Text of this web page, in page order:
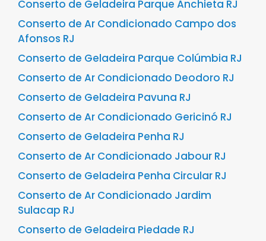
Conserto de Geladeira Parque Anchieta RJ
Conserto de Ar Condicionado Campo dos
Afonsos RJ
Conserto de Geladeira Parque Colúmbia RJ
Conserto de Ar Condicionado Deodoro RJ
Conserto de Geladeira Pavuna RJ
Conserto de Ar Condicionado Gericinó RJ
Conserto de Geladeira Penha RJ
Conserto de Ar Condicionado Jabour RJ
Conserto de Geladeira Penha Circular RJ
Conserto de Ar Condicionado Jardim
Sulacap RJ
Conserto de Geladeira Piedade RJ